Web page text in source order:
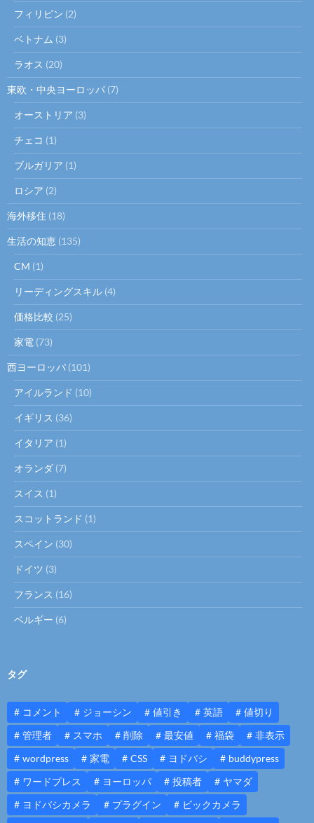
フィリピン (2)
ベトナム (3)
ラオス (20)
東欧・中央ヨーロッパ (7)
オーストリア (3)
チェコ (1)
ブルガリア (1)
ロシア (2)
海外移住 (18)
生活の知恵 (135)
CM (1)
リーディングスキル (4)
価格比較 (25)
家電 (73)
西ヨーロッパ (101)
アイルランド (10)
イギリス (36)
イタリア (1)
オランダ (7)
スイス (1)
スコットランド (1)
スペイン (30)
ドイツ (3)
フランス (16)
ベルギー (6)
タグ
コメント ジョーシン 値引き 英語
値切り
管理者
スマホ 削除 最安値 福袋
非表示
wordpress
家電 CSS ヨドバシ
buddypress
ワードプレス
ヨーロッパ 投稿者
ヤマダ
ヨドバシカメラ
プラグイン
ビックカメラ